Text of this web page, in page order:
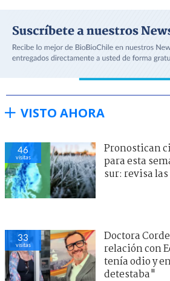
VISTO AHORA
46
visitas
Pronostican
para esta
sur: revisa
33
visitas
Doctora
relación con
tenía odio y
detestaba"